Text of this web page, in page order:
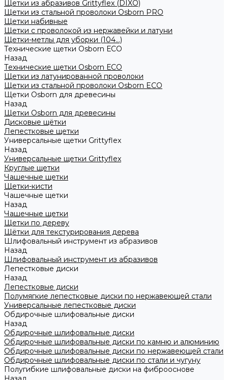
Щетки из абразивов Grittyflex (DIXO)
Щетки из стальной проволоки Osborn PRO
Щетки набивные
Щетки с проволокой из нержавейки и латуни
Щетки-метлы для уборки (104...)
Технические щетки Osborn ЕСО
Назад
Технические щетки Osborn ЕСО
Щетки из латунированной проволоки
Щетки из стальной проволоки Osborn ECO
Щетки Osborn для древесины
Назад
Щетки Osborn для древесины
Дисковые щётки
Лепестковые щетки
Универсальные щетки Grittyflex
Назад
Универсальные щетки Grittyflex
Круглые щетки
Чашечные щетки
Щетки-кисти
Чашечные щетки
Назад
Чашечные щетки
Щетки по дереву
Щётки для текстурирования дерева
Шлифовальный инструмент из абразивов
Назад
Шлифовальный инструмент из абразивов
Лепестковые диски
Назад
Лепестковые диски
Полумягкие лепестковые диски по нержавеющей стали
Универсальные лепестковые диски
Обдирочные шлифовальные диски
Назад
Обдирочные шлифовальные диски
Обдирочные шлифовальные диски по камню и алюминию
Обдирочные шлифовальные диски по нержавеющей стали
Обдирочные шлифовальные диски по стали и чугуну
Полугибкие шлифовальные диски на фиброоснове